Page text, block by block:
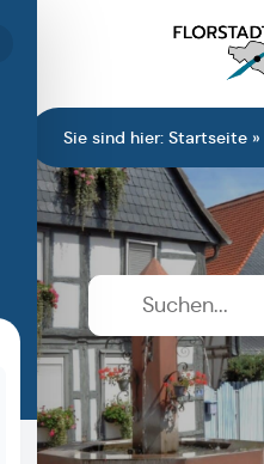
Sie sind hier: Startseite »